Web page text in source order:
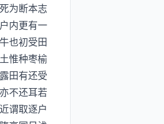
为断本志
内更有一
也初受田
惟种枣榆
田有还受
不还耳若
谓取逐户